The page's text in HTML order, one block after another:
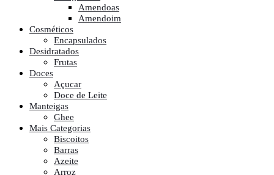
Amendoas
Amendoim
Cosméticos
Encapsulados
Desidratados
Frutas
Doces
Açucar
Doce de Leite
Manteigas
Ghee
Mais Categorias
Biscoitos
Barras
Azeite
Arroz